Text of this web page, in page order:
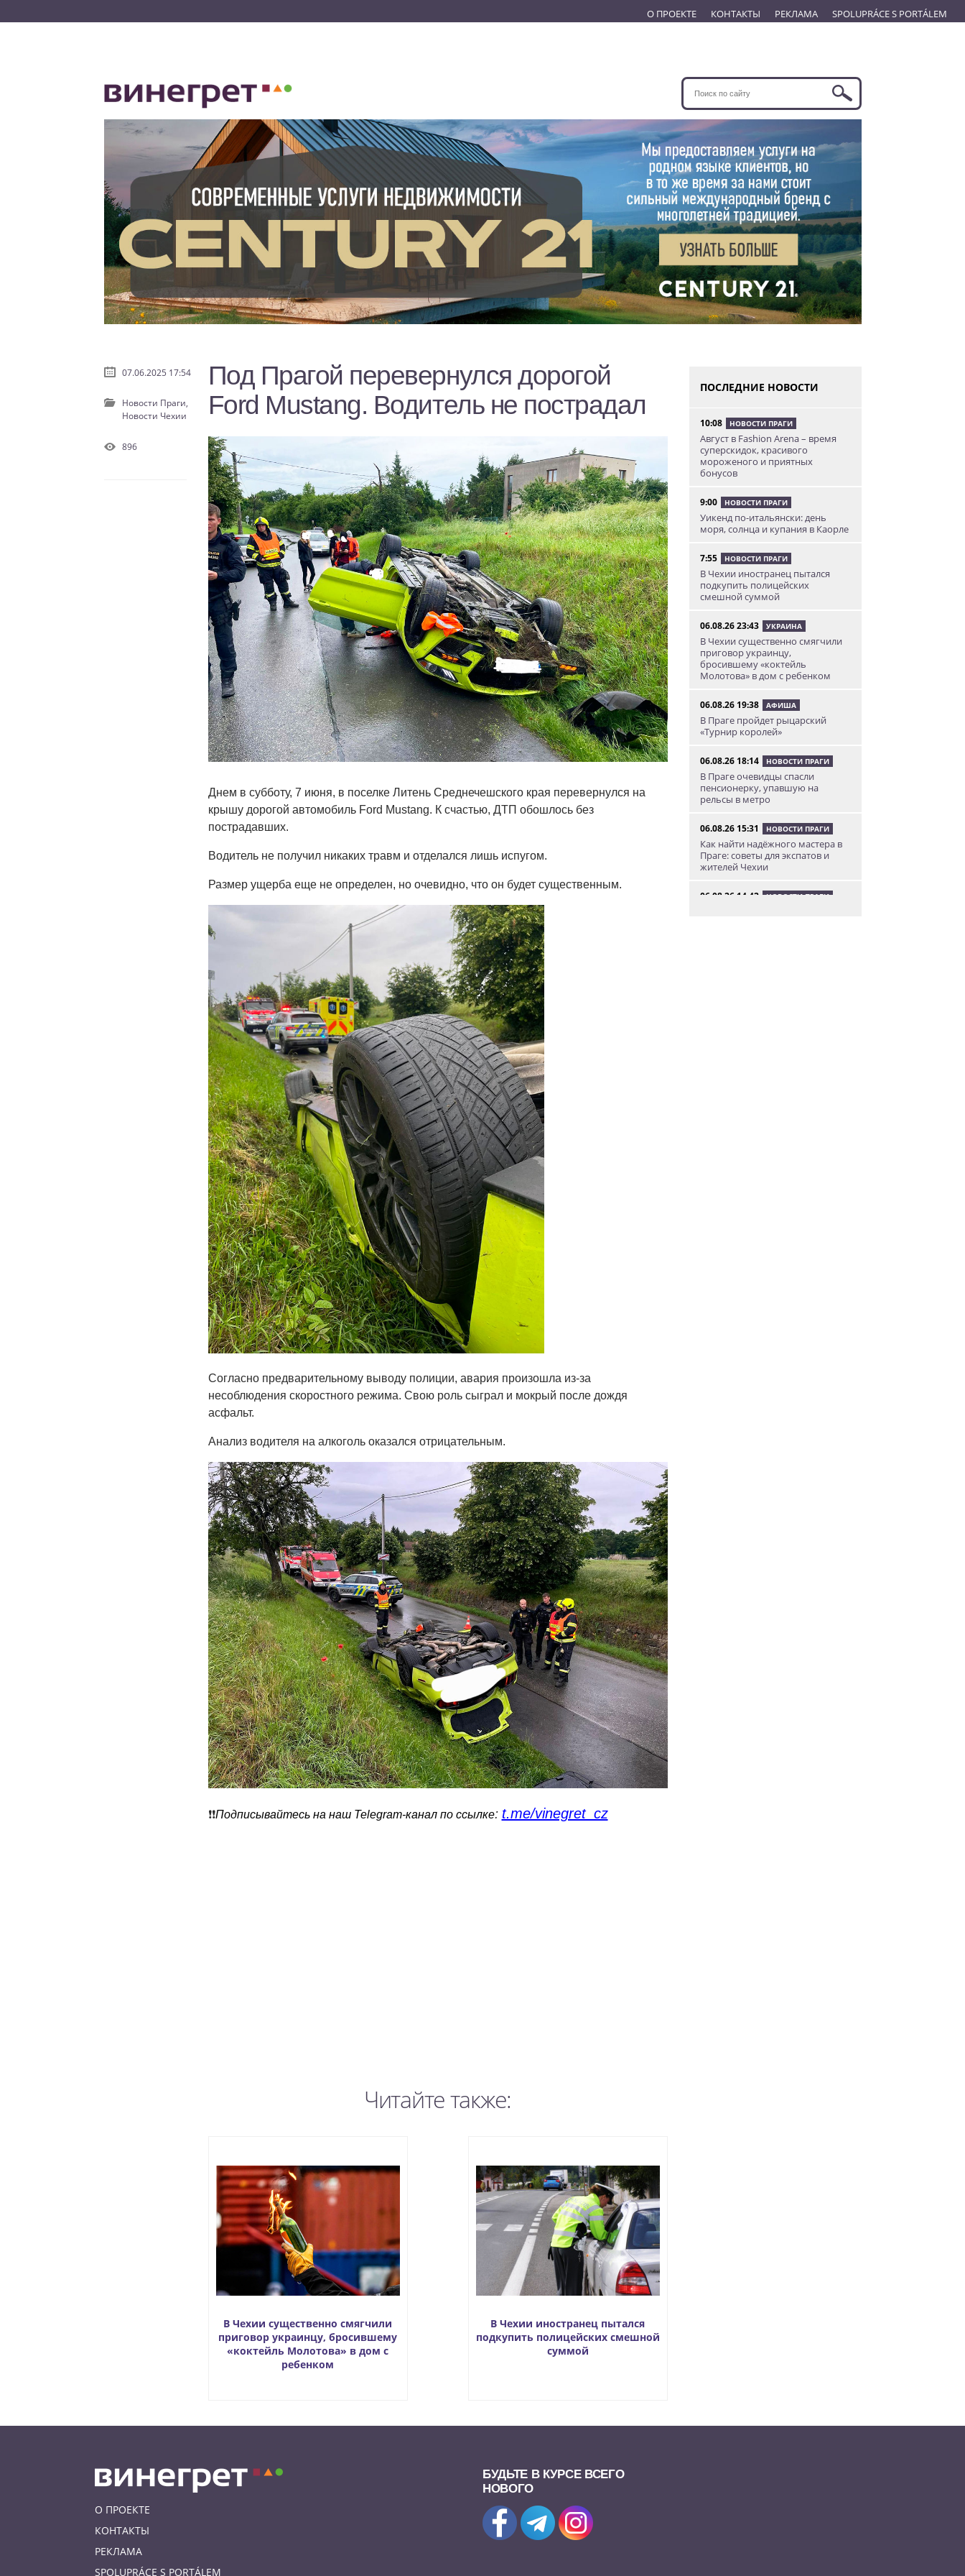
О ПРОЕКТЕ КОНТАКТЫ РЕКЛАМА SPOLUPRÁCE S PORTÁLEM
Под Прагой перевернулся дорогой
Ford Mustang. Водитель не пострадал
Днем в субботу, 7 июня, в поселке Литень Среднечешского края перевернулся на
крышу дорогой автомобиль Ford Mustang. К счастью, ДТП обошлось без
пострадавших.
Водитель не получил никаких травм и отделался лишь испугом.
Размер ущерба еще не определен, но очевидно, что он будет существенным.
Согласно предварительному выводу полиции, авария произошла из-за
несоблюдения скоростного режима. Свою роль сыграл и мокрый после дождя
асфальт.
Анализ водителя на алкоголь оказался отрицательным.
❗️❗️Подписывайтесь на наш Telegram-канал по ссылке: t.me/vinegret_cz
Читайте также:
В Чехии существенно смягчили
приговор украинцу, бросившему
«коктейль Молотова» в дом с
ребенком
В Чехии иностранец пытался
подкупить полицейских смешной
суммой
07.06.2025 17:54
Новости Праги,
Новости Чехии
896
ПОСЛЕДНИЕ НОВОСТИ
10:08 НОВОСТИ ПРАГИ
Август в Fashion Arena – время
суперскидок, красивого
мороженого и приятных
бонусов
9:00 НОВОСТИ ПРАГИ
Уикенд по-итальянски: день
моря, солнца и купания в Каорле
7:55 НОВОСТИ ПРАГИ
В Чехии иностранец пытался
подкупить полицейских
смешной суммой
06.08.26 23:43 УКРАИНА
В Чехии существенно смягчили
приговор украинцу,
бросившему «коктейль
Молотова» в дом с ребенком
06.08.26 19:38 АФИША
В Праге пройдет рыцарский
«Турнир королей»
06.08.26 18:14 НОВОСТИ ПРАГИ
В Праге очевидцы спасли
пенсионерку, упавшую на
рельсы в метро
06.08.26 15:31 НОВОСТИ ПРАГИ
Как найти надёжного мастера в
Праге: советы для экспатов и
жителей Чехии
06.08.26 14:42 НОВОСТИ ПРАГИ
О ПРОЕКТЕ
КОНТАКТЫ
РЕКЛАМА
SPOLUPRÁCE S PORTÁLEM
БУДЬТЕ В КУРСЕ ВСЕГО
НОВОГО